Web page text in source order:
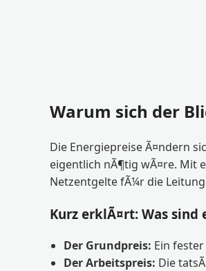
Warum sich der
Die Energiepreise Ã¤ndern
eigentlich nÃ¶tig wÃ¤re. Mit
Netzentgelte fÃ¼r die
Kurz erklÃ¤rt: Was
Der Grundpreis: Ein
Der Arbeitspreis: Die